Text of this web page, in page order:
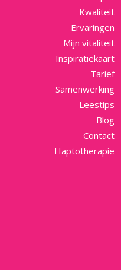
Kwaliteit
Ervaringen
Mijn vitaliteit
Inspiratiekaart
Tarief
Samenwerking
Leestips
Blog
Contact
Haptotherapie